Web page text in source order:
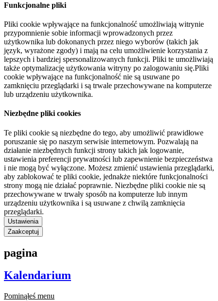
Funkcjonalne pliki
Pliki cookie wpływające na funkcjonalność umożliwiają witrynie
przypomnienie sobie informacji wprowadzonych przez
użytkownika lub dokonanych przez niego wyborów (takich jak
język, wyrażone zgody) i mają na celu umożliwienie korzystania z
lepszych i bardziej spersonalizowanych funkcji. Pliki te umożliwiają
także optymalizację użytkowania witryny po zalogowaniu się.Pliki
cookie wpływające na funkcjonalność nie są usuwane po
zamknięciu przeglądarki i są trwale przechowywane na komputerze
lub urządzeniu użytkownika.
Niezbędne pliki cookies
Te pliki cookie są niezbędne do tego, aby umożliwić prawidłowe
poruszanie się po naszym serwisie internetowym. Pozwalają na
działanie niezbędnych funkcji strony takich jak logowanie,
ustawienia preferencji prywatności lub zapewnienie bezpieczeństwa
i nie mogą być wyłączone. Możesz zmienić ustawienia przeglądarki,
aby zablokować te pliki cookie, jednakże niektóre funkcjonalności
strony mogą nie działać poprawnie. Niezbędne pliki cookie nie są
przechowywane w trwały sposób na komputerze lub innym
urządzeniu użytkownika i są usuwane z chwilą zamknięcia
przeglądarki.
Ustawienia
Zaakceptuj
pagina
Kalendarium
Pominąłeś menu